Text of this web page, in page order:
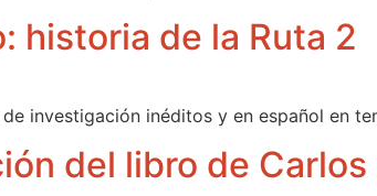
historia de la Ruta 2
investigación inéditos y en español en
del libro de